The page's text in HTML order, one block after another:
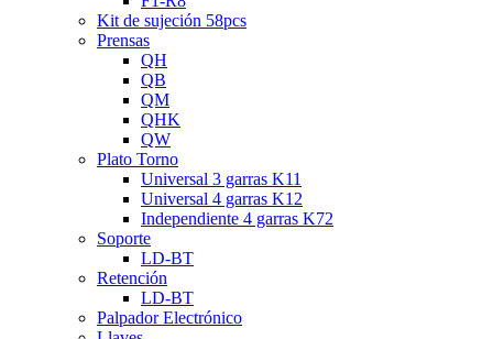
Kit de sujeción 58pcs
Prensas
QH
QB
QM
QHK
QW
Plato Torno
Universal 3 garras K11
Universal 4 garras K12
Independiente 4 garras K72
Soporte
LD-BT
Retención
LD-BT
Palpador Electrónico